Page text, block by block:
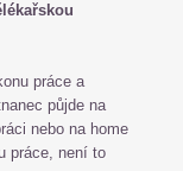
práce a
půjde na
nebo na home
práce, není to